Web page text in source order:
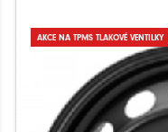
AKCE NA TPMS TLAKOVÉ VENTILKY